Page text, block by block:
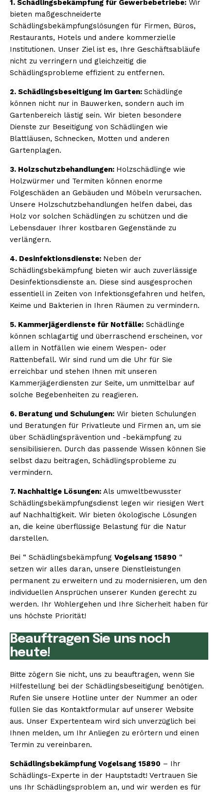
1. Schädlingsbekämpfung für Gewerbebetriebe: Wir
bieten maßgeschneiderte
Schädlingsbekämpfungslösungen für Firmen, Büros,
Restaurants, Hotels und andere kommerzielle
Institutionen. Unser Ziel ist es, Ihre Geschäftsabläufe
nicht zu verringern und gleichzeitig die
Schädlingsprobleme effizient zu entfernen.
2. Schädlingsbeseitigung im Garten: Schädlinge
können nicht nur in Bauwerken, sondern auch im
Gartenbereich lästig sein. Wir bieten besondere
Dienste zur Beseitigung von Schädlingen wie
Blattläusen, Schnecken, Motten und anderen
Gartenplagen.
3. Holzschutzbehandlungen: Holzschädlinge wie
Holzwürmer und Termiten können enorme
Folgeschäden an Gebäuden und Möbeln verursachen.
Unsere Holzschutzbehandlungen helfen dabei, das
Holz vor solchen Schädlingen zu schützen und die
Lebensdauer Ihrer kostbaren Gegenstände zu
verlängern.
4. Desinfektionsdienste: Neben der
Schädlingsbekämpfung bieten wir auch zuverlässige
Desinfektionsdienste an. Diese sind ausgesprochen
essentiell in Zeiten von Infektionsgefahren und helfen,
Keime und Bakterien in Ihren Räumen zu vermindern.
5. Kammerjägerdienste für Notfälle: Schädlinge
können schlagartig und überraschend erscheinen, vor
allem in Notfällen wie einem Wespen- oder
Rattenbefall. Wir sind rund um die Uhr für Sie
erreichbar und stehen Ihnen mit unseren
Kammerjägerdiensten zur Seite, um unmittelbar auf
solche Begebenheiten zu reagieren.
6. Beratung und Schulungen: Wir bieten Schulungen
und Beratungen für Privatleute und Firmen an, um sie
über Schädlingsprävention und -bekämpfung zu
sensibilisieren. Durch das passende Wissen können Sie
selbst dazu beitragen, Schädlingsprobleme zu
vermindern.
7. Nachhaltige Lösungen: Als umweltbewusster
Schädlingsbekämpfungsdienst legen wir riesigen Wert
auf Nachhaltigkeit. Wir bieten ökologische Lösungen
an, die keine überflüssige Belastung für die Natur
darstellen.
Bei “ Schädlingsbekämpfung Vogelsang 15890 “
setzen wir alles daran, unsere Dienstleistungen
permanent zu erweitern und zu modernisieren, um den
individuellen Ansprüchen unserer Kunden gerecht zu
werden. Ihr Wohlergehen und Ihre Sicherheit haben für
uns höchste Priorität!
Beauftragen Sie uns noch
heute!
Bitte zögern Sie nicht, uns zu beauftragen, wenn Sie
Hilfestellung bei der Schädlingsbeseitigung benötigen.
Rufen Sie unsere Hotline unter der Nummer an oder
füllen Sie das Kontaktformular auf unserer Website
aus. Unser Expertenteam wird sich unverzüglich bei
Ihnen melden, um Ihr Anliegen zu erörtern und einen
Termin zu vereinbaren.
Schädlingsbekämpfung Vogelsang 15890 – Ihr
Schädlings-Experte in der Hauptstadt! Vertrauen Sie
uns Ihr Schädlingsproblem an, und wir werden es für